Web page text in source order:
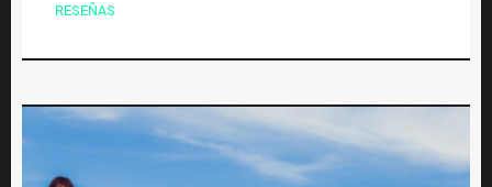
RESEÑAS